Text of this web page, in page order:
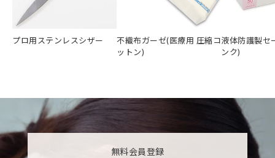
プロ用ステンレスシザー
不織布ガーゼ(医療用 圧縮コ
ットン)
液体防護製セ
ンク)
無料会員登録